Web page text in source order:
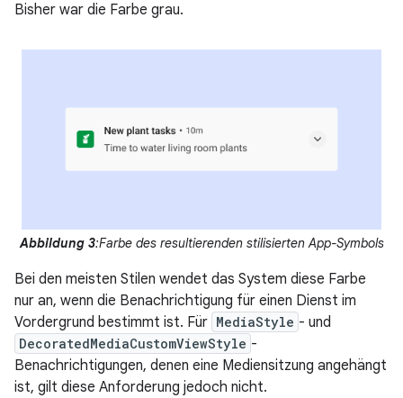
Bisher war die Farbe grau.
Abbildung 3:Farbe des resultierenden stilisierten App-Symbols
Bei den meisten Stilen wendet das System diese Farbe
nur an, wenn die Benachrichtigung für einen Dienst im
Vordergrund bestimmt ist. Für MediaStyle - und
DecoratedMediaCustomViewStyle -
Benachrichtigungen, denen eine Mediensitzung angehängt
ist, gilt diese Anforderung jedoch nicht.